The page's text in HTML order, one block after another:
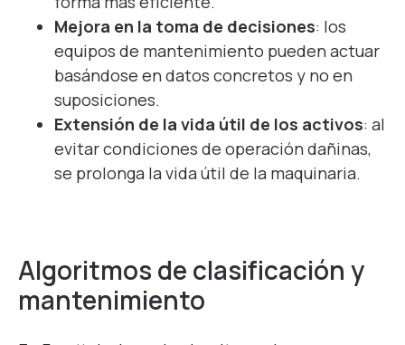
Mejora en la toma de decisiones: los
equipos de mantenimiento pueden actuar
basándose en datos concretos y no en
suposiciones.
Extensión de la vida útil de los activos: al
evitar condiciones de operación dañinas,
se prolonga la vida útil de la maquinaria.
Algoritmos de clasificación y
mantenimiento